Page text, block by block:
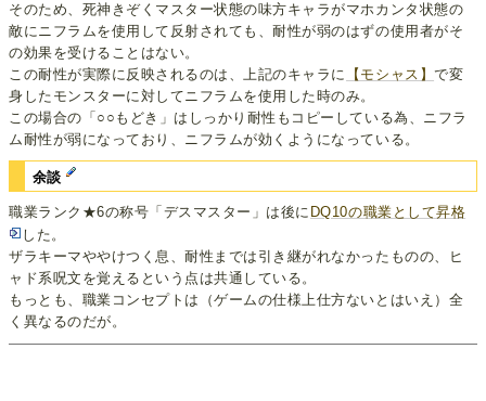
そのため、死神きぞくマスター状態の味方キャラがマホカンタ状態の
敵にニフラムを使用して反射されても、耐性が弱のはずの使用者がそ
の効果を受けることはない。
この耐性が実際に反映されるのは、上記のキャラに
【モシャス】で変
身したモンスターに対してニフラムを使用した時のみ。
この場合の「○○もどき」はしっかり耐性もコピーしている為、ニフラ
ム耐性が弱になっており、ニフラムが効くようになっている。
余談
職業ランク★6の称号「デスマスター」は後に DQ10の職業として昇格
した。
ザラキーマややけつく息、耐性までは引き継がれなかったものの、ヒ
ャド系呪文を覚えるという点は共通している。
もっとも、職業コンセプトは（ゲームの仕様上仕方ないとはいえ）全
く異なるのだが。